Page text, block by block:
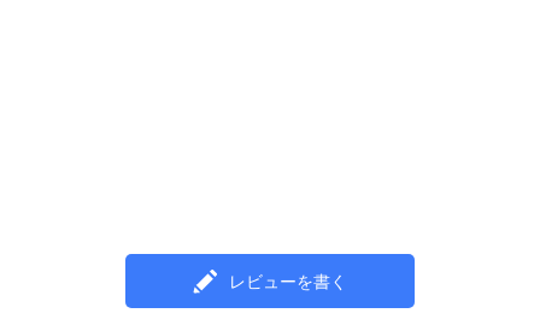
レビューを書く